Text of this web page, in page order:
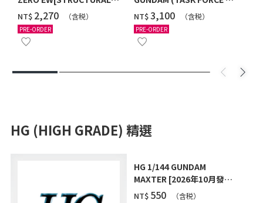
COATING/BLACK] [2026年
12月發送]
NT$ ‌2,270 （含税）
PRE-ORDER
Ver.) [2026年10月發送]
NT$‌3,100 （含税）
PRE-ORDER
HG (HIGH GRADE) 精選
HG 1/144 GUNDAM
MAXTER [2026年10月發
送]
NT$ ‌550 （含税）